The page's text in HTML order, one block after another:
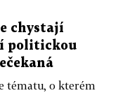
chystají
politickou
tématu, o kterém